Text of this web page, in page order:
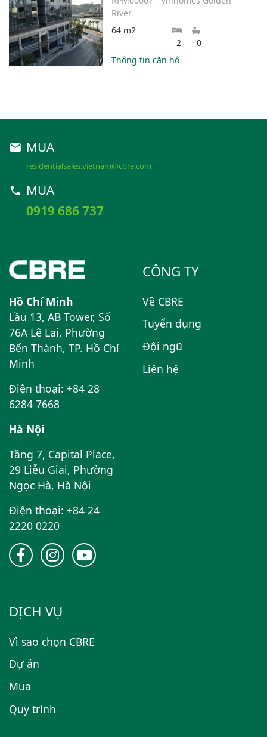
River
64 m2
2
0
Thông tin căn hộ
MUA
residentialsales.vietnam@cbre.com
MUA
0919 686 737
Hồ Chí Minh
Lầu 13, AB Tower, Số
76A Lê Lai, Phường
Bến Thành, TP. Hồ Chí
Minh
Điện thoại: +84 28
6284 7668
Hà Nội
Tầng 7, Capital Place,
29 Liễu Giai, Phường
Ngọc Hà, Hà Nội
Điện thoại: +84 24
2220 0220
CÔNG TY
Về CBRE
Tuyển dụng
Đội ngũ
Liên hệ
DỊCH VỤ
Vì sao chọn CBRE
Dự án
Mua
Quy trình